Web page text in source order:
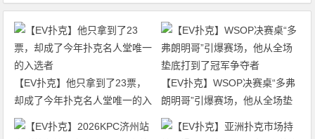
【EV扑克】他只拿到了23票，
却成了今年扑克名人堂唯一的入
选者
【EV扑克】WSOP决赛桌“多弗
朗明哥”引爆赛场，他从全场垫
底打到了冠军争夺者